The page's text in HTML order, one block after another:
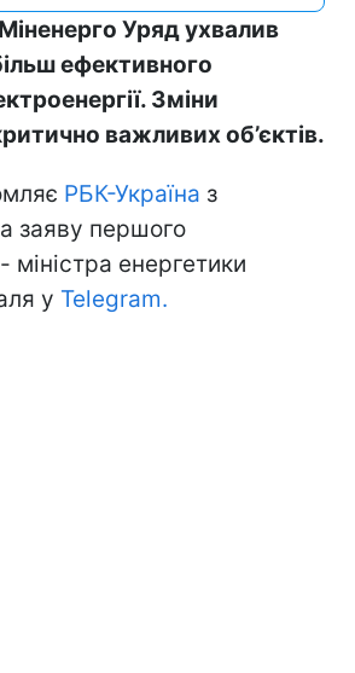
Міненерго Уряд ухвалив
ефективного
Зміни
важливих об’єктів.
РБК-Україна з
заяву першого
міністра енергетики
у Telegram.